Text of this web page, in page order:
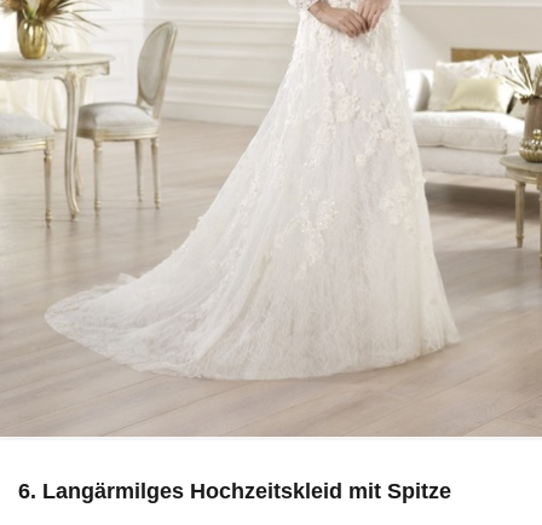
6. Langärmilges Hochzeitskleid mit Spitze